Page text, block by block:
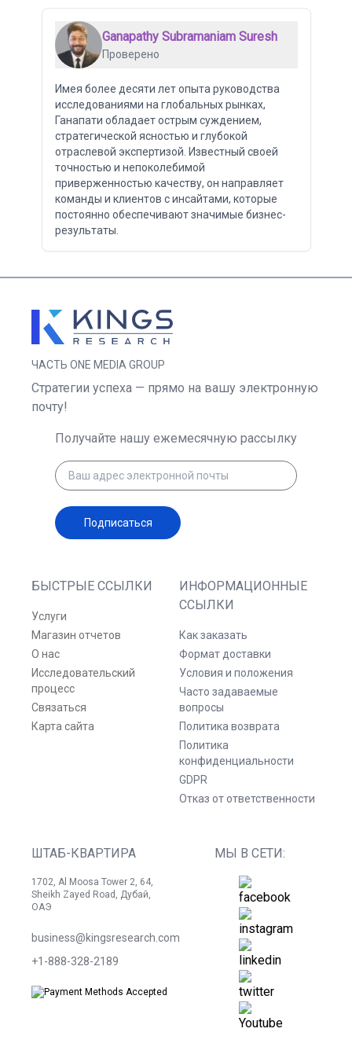
Ganapathy Subramaniam Suresh
Проверено
Имея более десяти лет опыта руководства
исследованиями на глобальных рынках,
Ганапати обладает острым суждением,
стратегической ясностью и глубокой
отраслевой экспертизой. Известный своей
точностью и непоколебимой
приверженностью качеству, он направляет
команды и клиентов с инсайтами, которые
постоянно обеспечивают значимые бизнес-
результаты.
ЧАСТЬ ONE MEDIA GROUP
БЫСТРЫЕ ССЫЛКИ
Услуги
Магазин отчетов
О нас
Исследовательский
процесс
Связаться
Карта сайта
ИНФОРМАЦИОННЫЕ
ССЫЛКИ
Как заказать
Формат доставки
Условия и положения
Часто задаваемые
вопросы
Политика возврата
Политика
конфиденциальности
GDPR
Отказ от ответственности
ШТАБ-КВАРТИРА
1702, Al Moosa Tower 2, 64,
Sheikh Zayed Road, Дубай,
ОАЭ
business@kingsresearch.com
+1-888-328-2189
МЫ В СЕТИ:
Стратегии успеха — прямо на вашу электронную
почту!
Получайте нашу ежемесячную рассылку
Подписаться